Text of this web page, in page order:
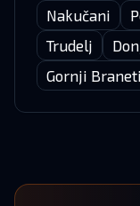
Nakučani
Trudelj
Gornji